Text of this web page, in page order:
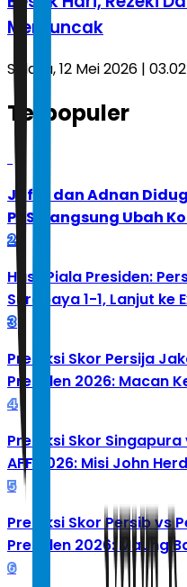
Memuncak
Selasa, 12 Mei 2026 |
Terpopuler
Jafar dan Adnan
PBSI Langsung Ubah
2
Hasil Piala Presiden:
Surabaya 1-1, Lanjut ke
3
Prediksi Skor Persija
Presiden 2026: Macan
4
Prediksi Skor
AFF 2026: Misi John
5
Prediksi Skor Persib vs
Presiden 2026: Maung
6